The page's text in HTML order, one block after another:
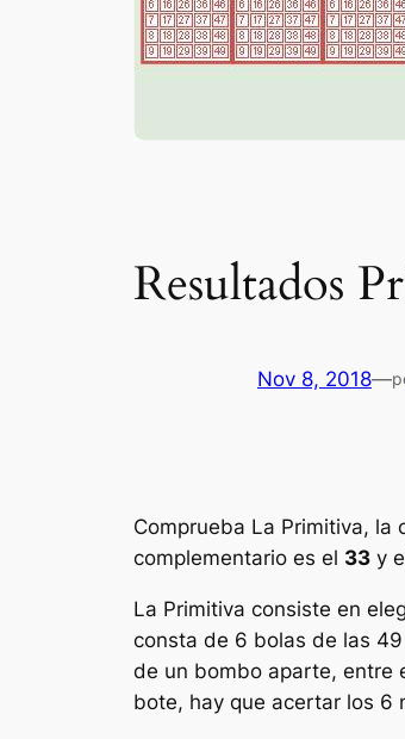
Resultados
Nov 8, 2018—
Comprueba La Primitiva, la
complementario es el 33 y
La Primitiva consiste en
consta de 6 bolas de las
de un bombo aparte, entre
bote, hay que acertar los 6